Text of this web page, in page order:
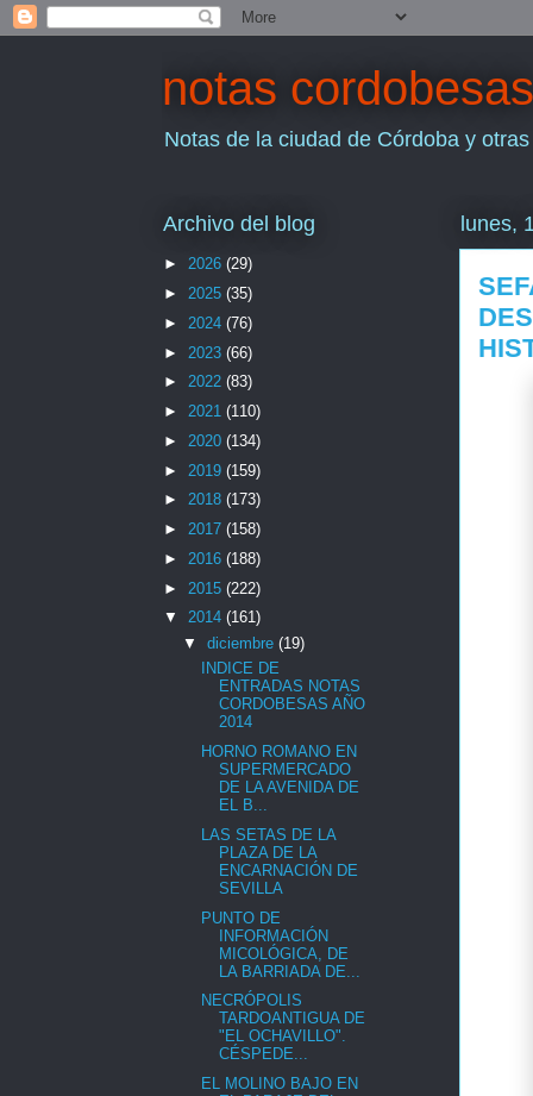
notas cordobesas
Notas de la ciudad de Córdoba y
lunes,
Archivo del blog
► 2026 (29)
► 2025 (35)
► 2024 (76)
► 2023 (66)
► 2022 (83)
► 2021 (110)
► 2020 (134)
► 2019 (159)
► 2018 (173)
► 2017 (158)
► 2016 (188)
► 2015 (222)
▼ 2014 (161)
▼ diciembre (19)
INDICE DE
ENTRADAS NOTAS
CORDOBESAS AÑO
2014
HORNO ROMANO EN
SUPERMERCADO
DE LA AVENIDA DE
EL B...
LAS SETAS DE LA
PLAZA DE LA
ENCARNACIÓN DE
SEVILLA
PUNTO DE
INFORMACIÓN
MICOLÓGICA, DE
LA BARRIADA DE...
NECRÓPOLIS
TARDOANTIGUA DE
"EL OCHAVILLO".
CÉSPEDE...
EL MOLINO BAJO EN